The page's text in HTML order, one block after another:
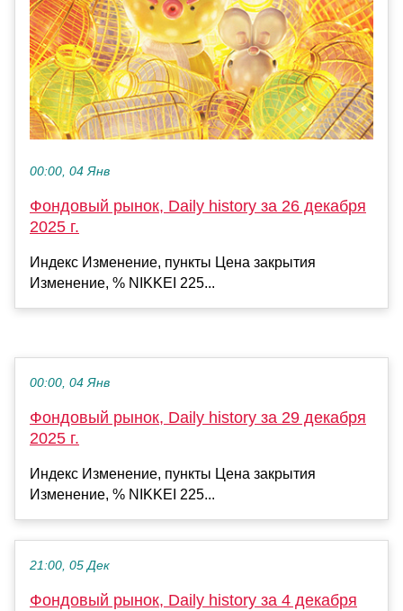
00:00, 04 Янв
Фондовый рынок, Daily history за 26 декабря
2025 г.
Индекс Изменение, пункты Цена закрытия
Изменение, % NIKKEI 225...
00:00, 04 Янв
Фондовый рынок, Daily history за 29 декабря
2025 г.
Индекс Изменение, пункты Цена закрытия
Изменение, % NIKKEI 225...
21:00, 05 Дек
Фондовый рынок, Daily history за 4 декабря